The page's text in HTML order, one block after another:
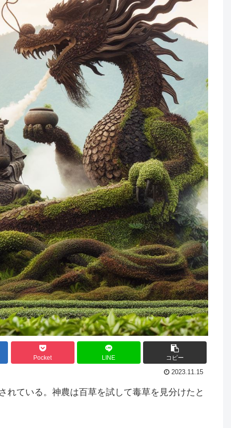
Pocket LINE コピー
2023.11.15
れている。神農は百草を試して毒草を見分けたと